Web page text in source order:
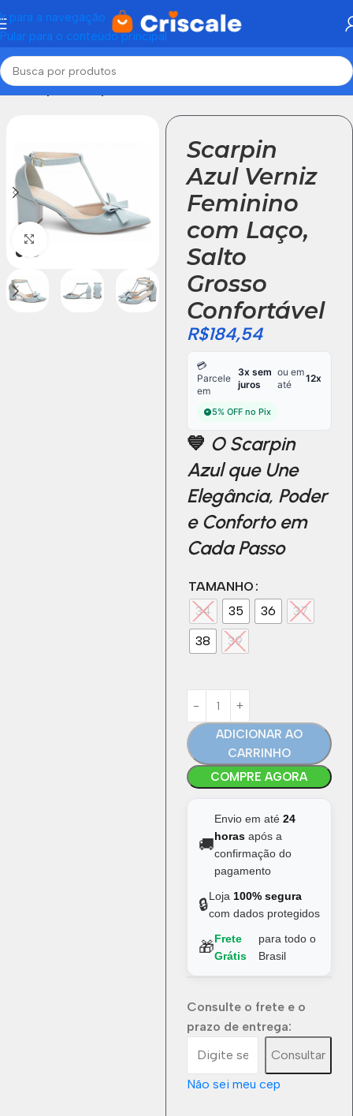
Ir para a navegação
Pular para o conteúdo principal
Início Sapato scarpin
Click to enlarge
Scarpin
Azul Verniz
Feminino
com Laço,
Salto
Grosso
Confortável
R$184,54
💳
Parcele
em
3x sem
juros
ou em
até
12x
5% OFF no Pix
💙 O Scarpin
Azul que Une
Elegância, Poder
e Conforto em
Cada Passo
TAMANHO
34
35 36
37
38
39
ADICIONAR AO
CARRINHO
COMPRE AGORA
🚚
Envio em até 24
horasapós a
confirmação do
pagamento
🔒Loja 100% segura
com dados protegidos
🎁Frete
Grátis
para todo o
Brasil
Consulte o frete e o
prazo de entrega:
Consultar
Não sei meu cep